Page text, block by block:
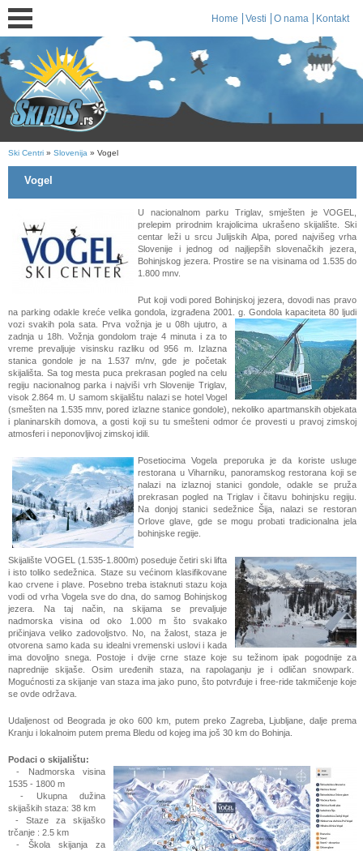
Home Vesti O nama Kontakt
Ski Centri » Slovenija » Vogel
Vogel
U nacionalnom parku Triglav, smješten je VOGEL,
prelepim prirodnim krajolicima ukrašeno skijalište. Ski
centar leži u srcu Julijskih Alpa, pored najvišeg vrha
Slovenije i jednog od najljepših slovenačkih jezera,
Bohinjskog jezera. Prostire se na visinama od 1.535 do
1.800 mnv.
Put koji vodi pored Bohinjskoj jezera, dovodi nas pravo
na parking odakle kreće velika gondola, izgrađena 2001. g.Gondola kapaciteta 80 ljudi
vozi svakih pola sata. Prva vožnja je u 08h ujutro, a
zadnja u 18h. Vožnja gondolom traje 4 minuta i za to
vreme prevaljuje visinsku razliku od 956 m. Izlazna
stanica gondole je na 1.537 m/nv, gde je početak
skijališta. Sa tog mesta puca prekrasan pogled na celu
regiju nacionalnog parka i najviši vrh Slovenije Triglav,
visok 2.864 m. U samom skijalištu nalazi se hotel Vogel
(smešten na 1.535 mnv, pored izlazne stanice gondole), nekoliko apartmanskih objekata
i planinarskih domova, a gosti koji su tu smešteni odmor će provesti u pravoj zimskoj
atmosferi i neponovljivoj zimskoj idili.
Posetiocima Vogela preporuka je da koriste usluge
restorana u Viharniku, panoramskog restorana koji se
nalazi na izlaznoj stanici gondole, odakle se pruža
prekrasan pogled na Triglav i čitavu bohinjsku regiju.
Na donjoj stanici sedežnice Šija, nalazi se restoran
Orlove glave, gde se mogu probati tradicionalna jela
bohinjske regije.
Skijalište VOGEL (1.535-1.800m) poseduje četiri ski lifta
i isto toliko sedežnica. Staze su većinom klasifikovane
kao crvene i plave. Posebno treba istaknuti stazu koja
vodi od vrha Vogela sve do dna, do samog Bohinjskog
jezera. Na taj način, na skijama se prevaljuje
nadmorska visina od oko 1.000 m što svakako
pričinjava veliko zadovoljstvo. No, na žalost, staza je
otvorena samo kada su idealni vremenski uslovi i kada
ima dovoljno snega. Postoje i dvije crne staze koje su težinom ipak pogodnije za
naprednije skijaše. Osim uređenih staza, na rapolaganju je i odličan snowpark.
Mogućnosti za skijanje van staza ima jako puno, što potvrđuje i free-ride takmičenje koje
se ovde održava.
Udaljenost od Beograda je oko 600 km, putem preko Zagreba, Ljubljane, dalje prema
Kranju i lokalnoim putem prema Bledu od kojeg ima još 30 km do Bohinja.
Podaci o skijalištu:
- Nadmorska visina
1535 - 1800 m
- Ukupna dužina
skijaških staza: 38 km
- Staze za skijaško
trčanje : 2.5 km
- Škola skijanja za